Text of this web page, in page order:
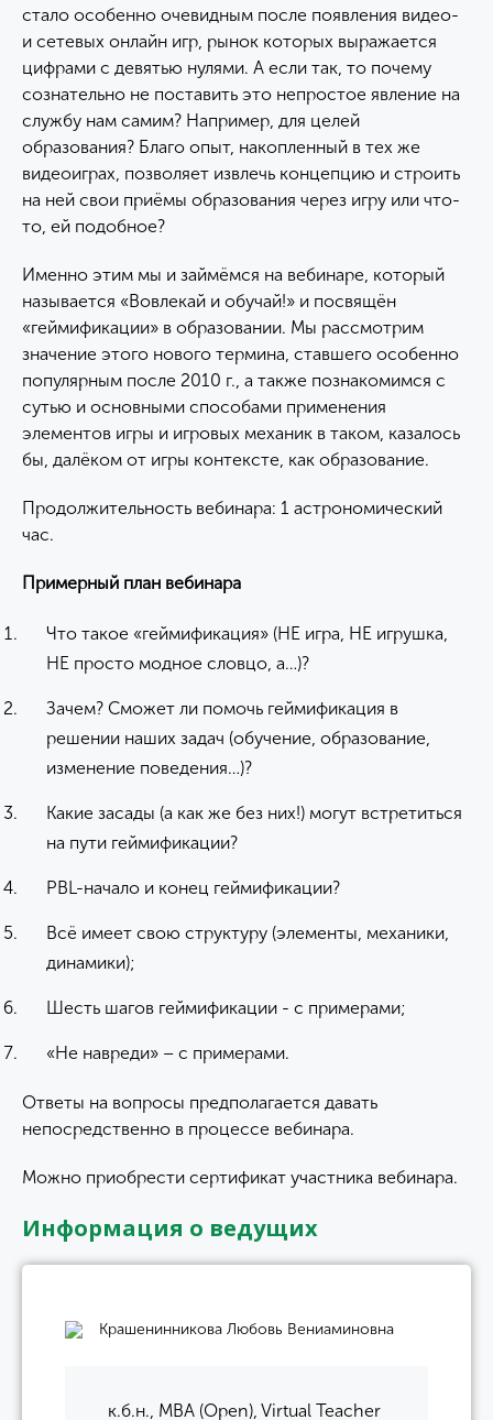
стало особенно очевидным после появления видео-
и сетевых онлайн игр, рынок которых выражается
цифрами с девятью нулями. А если так, то почему
сознательно не поставить это непростое явление на
службу нам самим? Например, для целей
образования? Благо опыт, накопленный в тех же
видеоиграх, позволяет извлечь концепцию и строить
на ней свои приёмы образования через игру или что-
то, ей подобное?
Именно этим мы и займёмся на вебинаре, который
называется «Вовлекай и обучай!» и посвящён
«геймификации» в образовании. Мы рассмотрим
значение этого нового термина, ставшего особенно
популярным после 2010 г., а также познакомимся с
сутью и основными способами применения
элементов игры и игровых механик в таком, казалось
бы, далёком от игры контексте, как образование.
Продолжительность вебинара: 1 астрономический
час.
Примерный план вебинара
Что такое «геймификация» (НЕ игра, НЕ игрушка,
НЕ просто модное словцо, а…)?
Зачем? Сможет ли помочь геймификация в
решении наших задач (обучение, образование,
изменение поведения…)?
Какие засады (а как же без них!) могут встретиться
на пути геймификации?
PBL-начало и конец геймификации?
Всё имеет свою структуру (элементы, механики,
динамики);
Шесть шагов геймификации - с примерами;
«Не навреди» – с примерами.
Ответы на вопросы предполагается давать
непосредственно в процессе вебинара.
Можно приобрести сертификат участника вебинара.
Информация о ведущих
Крашенинникова Любовь Вениаминовна
к.б.н., MBA (Open), Virtual Teacher